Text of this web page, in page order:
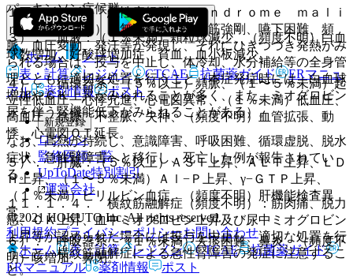
パーキンソン症候群。
３）． 血液：（１％未満）顆粒球減少、（頻度不明）白血
球数増加、好酸球増加症、貧血、血小板減少。
４）． 循環器系：（５％以上）頻脈、（１〜５％未満）起
立性低血圧、心悸亢進、心電図異常、（１％未満）低血圧、
高血圧、徐脈、不整脈、失神、（頻度不明）血管拡張、動
悸、心電図ＱＴ延長。
５）． 肝臓：（５％以上）ＡＳＴ上昇、ＡＬＴ上昇、ＬＤ
Ｈ上昇、（１〜５％未満）Ａｌ−Ｐ上昇、γ−ＧＴＰ上昇、
（１％未満）ビリルビン血症、（頻度不明）肝機能検査異
常。
６）． 呼吸器系：（１％未満）去痰困難、鼻炎、（頻度不
明）咳増加、鼻閉。
１１．１．３． 悪性症候群（Ｓｙｎｄｒｏｍｅ ｍａｌｉ
ｎ）（０．２％）：無動緘黙、強度筋強剛、嚥下困難、頻
脈、血圧変動、発汗等が発現し、それにひきつづき発熱がみ
られる場合は、投与を中止し、体冷却、水分補給等の全身管
理とともに適切な処置を行うこと（本症発症時には、白血球
増加やＣＫ上昇がみられることが多く、また、ミオグロビン
尿を伴う腎機能低下がみられることがある）。
なお、高熱が持続し、意識障害、呼吸困難、循環虚脱、脱水
症状、急性腎障害へと移行し、死亡した例が報告されてい
る。
１１．１．４． 横紋筋融解症（頻度不明）：筋肉痛、脱力
感、ＣＫ上昇、血中ミオグロビン上昇及び尿中ミオグロビン
上昇等が認められた場合には投与を中止し、適切な処置を行
うこと。横紋筋融解症による急性腎障害の発症に注意するこ
と。
ホーム
ノート
表・計算
レジメン CTCAE 抗菌薬ガイド
ERマニュ
アル
薬剤情報 ポスト
新規登録
ログイン
監修医師一覧
UpToDate特別割引
運営会社
© 2021 HOKUTO Inc. All rights reserved.
利用規約プライバシーポリシーお問い合わせ
ホーム
表・計算 レジメン CTCAE
抗菌薬ガイド
ERマニュアル
薬剤情報 ポスト